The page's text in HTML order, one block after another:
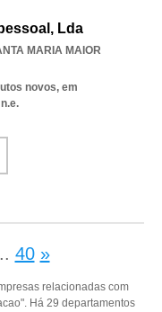
Lda
MARIA MAIOR
novos, em
40 »
relacionadas com
Há 29 departamentos